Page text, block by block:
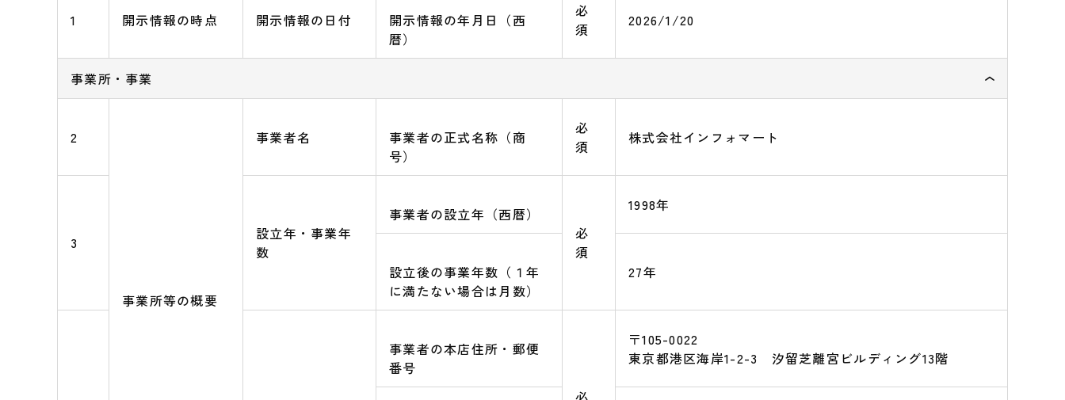
1 開示情報の時点 開示情報の日付
開示情報の年月日（西
暦）
必
須
2026/1/20
事業所・事業
2
事業所等の概要
事業者名
事業者の正式名称（商
号）
必
須
株式会社インフォマート
3
設立年・事業年
数
事業者の設立年（西暦）
必
須
1998年
設立後の事業年数（１年
に満たない場合は月数）
27年
事業者の本店住所・郵便
番号
〒105-0022
東京都港区海岸1-2-3 汐留芝離宮ビルディング13階